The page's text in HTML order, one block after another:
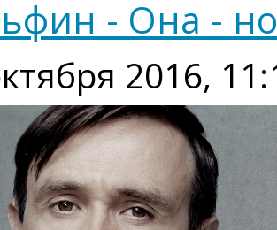
- Она -
2016,